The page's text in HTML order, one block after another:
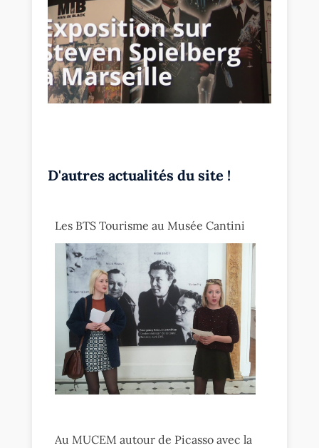
D'autres actualités du site !
Les BTS Tourisme au Musée Cantini
Au MUCEM autour de Picasso avec la